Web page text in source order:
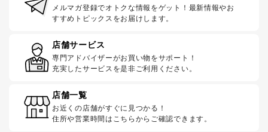
メルマガ登録でオトクな情報をゲット！最新情報やお
すすめトピックスをお届けします。
店舗サービス
専門アドバイザーがお買い物をサポート！
充実したサービスを是非ご利用ください。
店舗一覧
お近くの店舗がすぐに見つかる！
住所や営業時間はこちらからご確認できます。